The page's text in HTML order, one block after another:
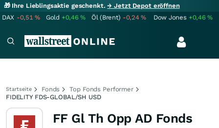
🎁 Ihre Lieblingsaktie geschenkt.→ Jetzt Depot eröffnen
DAX -0,51% Gold +0,46% Öl (Brent) -0,24% Dow Jones +0,46%
Startseite Fonds
Top Fonds Performer
FIDELITY FDS-GLOBAL/SH USD
FF Gl Th Opp AD Fonds